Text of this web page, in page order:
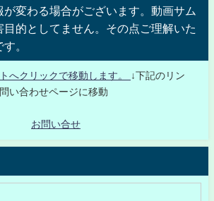
が変わる場合がございます。動画サム
目的としてません。その点ご理解いた
。
へクリックで移動します。
↓下記のリン
い合わせページに移動
お問い合せ